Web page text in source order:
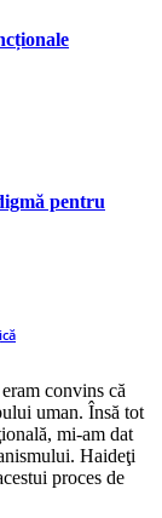
pentru
convins că
uman. Însă tot
mi-am dat
Haideţi
proces de